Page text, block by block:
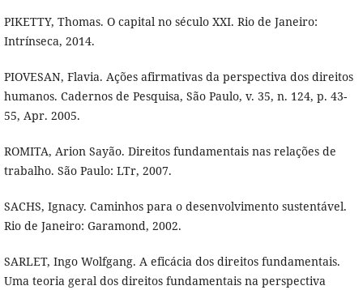
PIKETTY, Thomas. O capital no século XXI. Rio de Janeiro:
Intrínseca, 2014.
PIOVESAN, Flavia. Ações afirmativas da perspectiva dos direitos
humanos. Cadernos de Pesquisa, São Paulo, v. 35, n. 124, p. 43-
55, Apr. 2005.
ROMITA, Arion Sayão. Direitos fundamentais nas relações de
trabalho. São Paulo: LTr, 2007.
SACHS, Ignacy. Caminhos para o desenvolvimento sustentável.
Rio de Janeiro: Garamond, 2002.
SARLET, Ingo Wolfgang. A eficácia dos direitos fundamentais.
Uma teoria geral dos direitos fundamentais na perspectiva